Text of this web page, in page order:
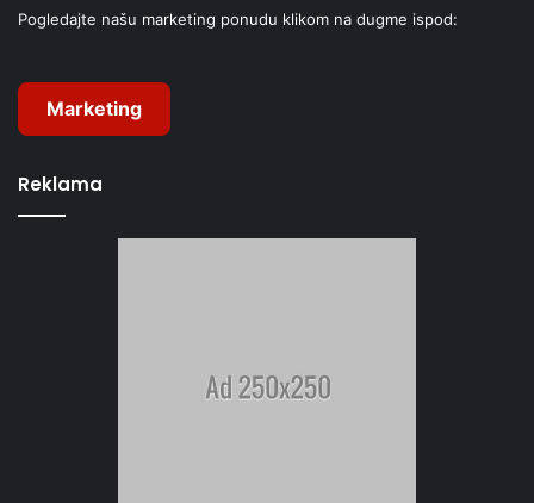
Pogledajte našu marketing ponudu klikom na dugme ispod:
Marketing
Reklama